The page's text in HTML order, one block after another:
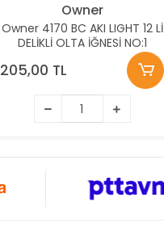
Owner
Owner 4170 BC AKI LIGHT 12 Lİ
DELİKLİ OLTA İĞNESİ NO:1
205,00 TL